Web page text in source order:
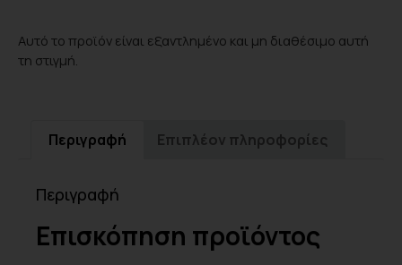
Αυτό το προϊόν είναι εξαντλημένο και μη διαθέσιμο αυτή
τη στιγμή.
Περιγραφή Επιπλέον πληροφορίες
Περιγραφή
Επισκόπηση προϊόντος